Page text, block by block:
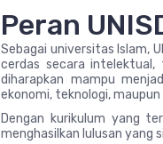
Peran
Sebagai universitas Islam,
cerdas secara intelektual,
diharapkan mampu
ekonomi, teknologi, maupun
Dengan kurikulum yang
menghasilkan lulusan yang